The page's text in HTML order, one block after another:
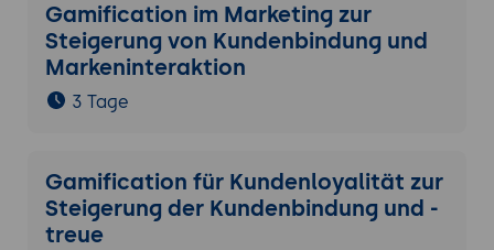
Gamification im Marketing zur
Steigerung von Kundenbindung und
Markeninteraktion
3 Tage
Gamification für Kundenloyalität zur
Steigerung der Kundenbindung und -
treue